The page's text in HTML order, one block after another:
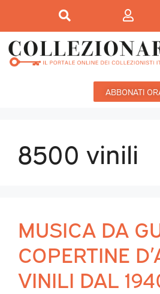
ABBONATI
8500 vinili
MUSICA DA
COPERTINE
VINILI DAL